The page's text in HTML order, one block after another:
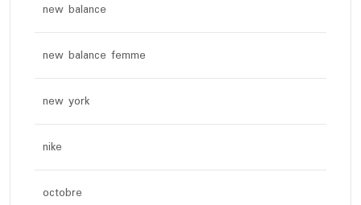
new balance
new balance femme
new york
nike
octobre